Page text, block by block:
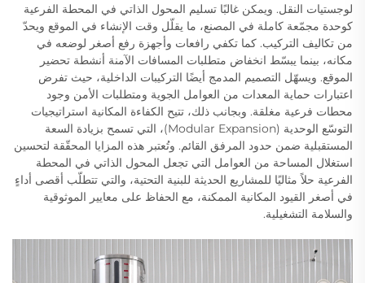
لوجستيات النقل. ويمكن غالبًا تسليم المحول الذاتي في المحطة الفرعية
كوحدة مجمّعة كاملة في المصنع، ما يقلّل وقت الإنشاء في الموقع ويحدّ
من تكاليف التركيب. كما تكفي رافعات وأجهزة رفع أصغر لوضعه في
مكانه، بينما يبسّط انخفاض متطلبات المسافات الآمنة أنشطة تحضير
الموقع. ويسهّل التصميم المدمج أيضًا التركيبات الداخلية، حيث تفرض
اعتبارات حماية المعدات من العوامل الجوية ومتطلبات الأمن وجود
محطات فرعية مغلقة. وبجانب ذلك، تتيح الكفاءة المكانية استراتيجيات
التوسّع الوحدية (Modular Expansion)، التي تسمح بزيادة السعة
المستقبلية ضمن حدود المرفق القائم. وتُعتبر هذه المزايا المحقّقة لتحسين
استغلال المساحة من العوامل التي تجعل المحول الذاتي في المحطة
الفرعية حلاً مثاليًا للمشاريع الحديثة للبنية التحتية، والتي تتطلّب أقصى أداءٍ
في أصغر القيود المكانية الممكنة، مع الحفاظ على معايير الموثوقية
والسلامة التشغيلية.